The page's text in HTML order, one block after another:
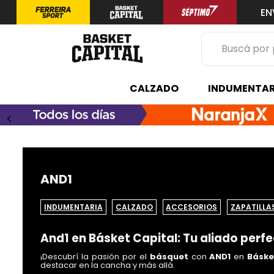
Buscá por
CALZADO
AND1
INDUMENTARIA CALZADO ACCESORIOS
And1 en Básket Capital: Tu aliado
¡Descubrí la pasión por el básquet conAND1 en
destacar en la cancha y más allá.
2.
niño